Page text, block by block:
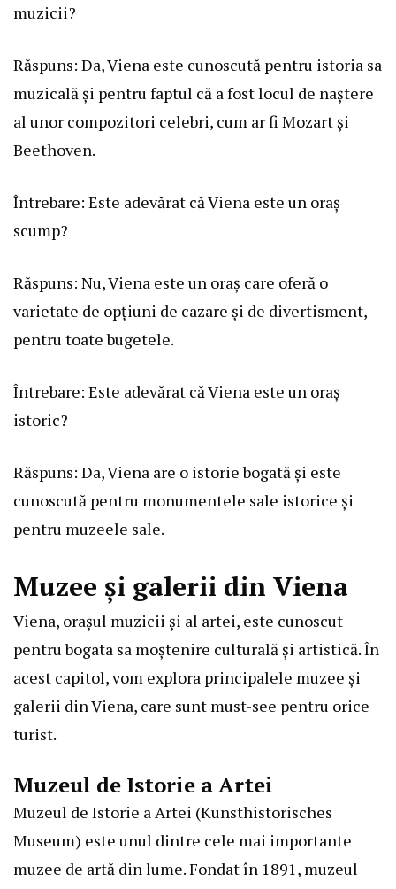
muzicii?
Răspuns: Da, Viena este cunoscută pentru istoria sa
muzicală și pentru faptul că a fost locul de naștere
al unor compozitori celebri, cum ar fi Mozart și
Beethoven.
Întrebare: Este adevărat că Viena este un oraș
scump?
Răspuns: Nu, Viena este un oraș care oferă o
varietate de opțiuni de cazare și de divertisment,
pentru toate bugetele.
Întrebare: Este adevărat că Viena este un oraș
istoric?
Răspuns: Da, Viena are o istorie bogată și este
cunoscută pentru monumentele sale istorice și
pentru muzeele sale.
Muzee și galerii din Viena
Viena, orașul muzicii și al artei, este cunoscut
pentru bogata sa moștenire culturală și artistică. În
acest capitol, vom explora principalele muzee și
galerii din Viena, care sunt must-see pentru orice
turist.
Muzeul de Istorie a Artei
Muzeul de Istorie a Artei (Kunsthistorisches
Museum) este unul dintre cele mai importante
muzee de artă din lume. Fondat în 1891, muzeul